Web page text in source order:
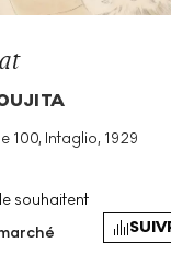
100, Intaglio, 1929
souhaitent